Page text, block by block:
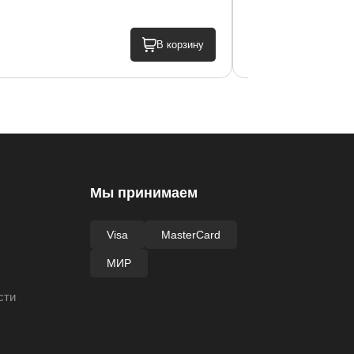
В корзину
Мы принимаем
Visa MasterCard
МИР